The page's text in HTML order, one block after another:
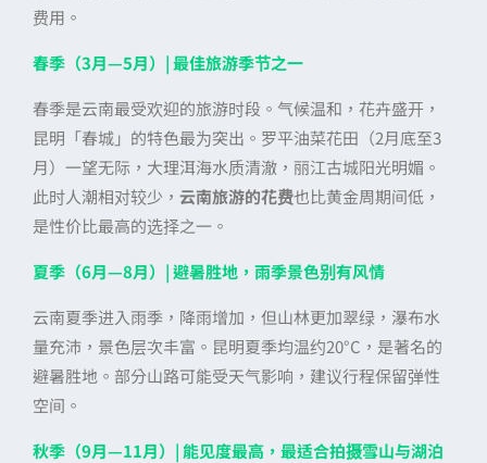
费用。
春季（3月—5月）| 最佳旅游季节之一
春季是云南最受欢迎的旅游时段。气候温和，花卉盛开，
昆明「春城」的特色最为突出。罗平油菜花田（2月底至3
月）一望无际，大理洱海水质清澈，丽江古城阳光明媚。
此时人潮相对较少， 云南旅游的花费也比黄金周期间低，
是性价比最高的选择之一。
夏季（6月—8月）| 避暑胜地，雨季景色别有风情
云南夏季进入雨季，降雨增加，但山林更加翠绿，瀑布水
量充沛，景色层次丰富。昆明夏季均温约20°C，是著名的
避暑胜地。部分山路可能受天气影响，建议行程保留弹性
空间。
秋季（9月—11月）| 能见度最高，最适合拍摄雪山与湖泊